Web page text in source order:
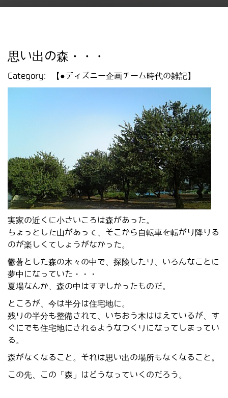
思い出の森・・・
Category: 【●ディズニー企画チーム時代の雑記】
実家の近くに小さいころは森があった。
ちょっとした山があって、そこから自転車を転がり降りる
のが楽しくてしょうがなかった。
鬱蒼とした森の木々の中で、探険したり、いろんなことに
夢中になっていた・・・
夏場なんか、森の中はすずしかったものだ。
ところが、今は半分は住宅地に。
残りの半分も整備されて、いちおう木ははえているが、す
ぐにでも住宅地にされるようなつくりになってしまってい
る。
森がなくなること。それは思い出の場所もなくなること。
この先、この「森」はどうなっていくのだろう。